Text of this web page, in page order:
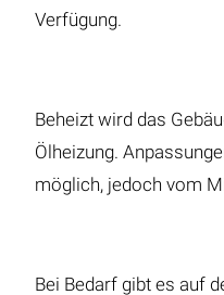
Verfügung.
Beheizt wird das
Ölheizung.
möglich, jedoch vom
Bei Bedarf gibt es auf